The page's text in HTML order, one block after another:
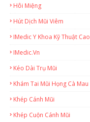
Hôi Miệng
Hút Dịch Mũi Viêm
IMedic Y Khoa Kỹ Thuật Cao
IMedic.vn
Kéo Dài Trụ Mũi
Khám Tai Mũi Họng Cà Mau
Khép Cánh Mũi
Khép Cuộn Cánh Mũi